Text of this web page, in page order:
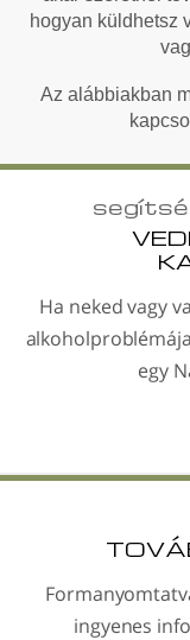
hogyan küldhetsz
Az alábbiakban
Ha neked vagy
egy
ingyenes